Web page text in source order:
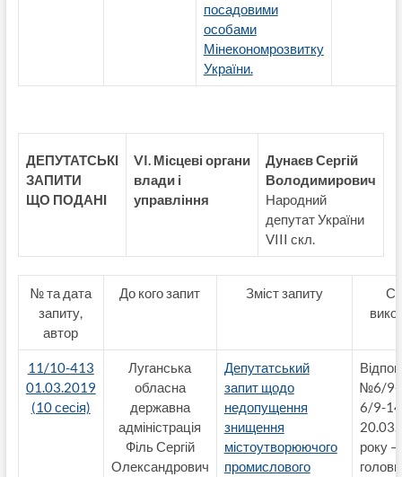
посадовими
особами
Мінекономрозвитку
України.
ДЕПУТАТСЬКІ
ЗАПИТИ
ЩО ПОДАНІ
VI. Місцеві органи
влади і
управління
Дунаєв Сергій
Володимирович
Народний
депутат України
VIII скл.
№ та дата
запиту,
автор
До кого запит Зміст запиту
11/10-413
01.03.2019
(10 сесія)
Луганська
обласна
державна
адміністрація
Філь Сергій
Олександрович
Депутатський
запит щодо
недопущення
знищення
містоутворюючого
промислового
№6/9-
6/9-
року —
голови